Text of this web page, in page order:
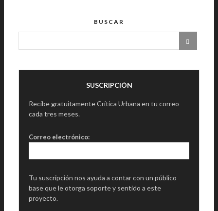
BUSCAR
SUSCRIPCIÓN
Recibe gratuitamente Crítica Urbana en tu correo
cada tres meses.
Correo electrónico:
Tu suscripción nos ayuda a contar con un público
base que le otorga soporte y sentido a este
proyecto.